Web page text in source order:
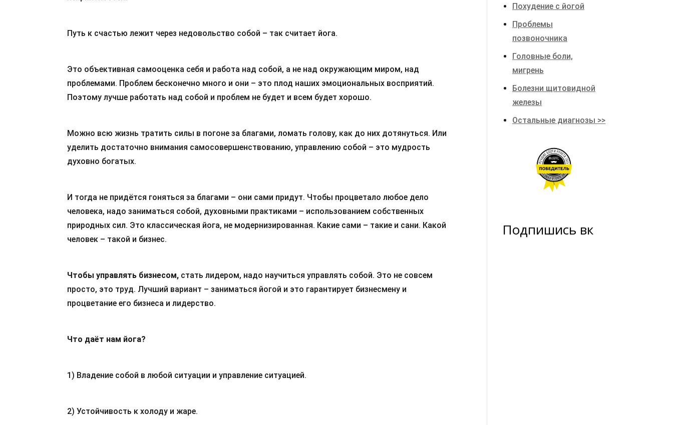
Путь к счастью лежит через недовольство собой – так считает йога.
Это объективная самооценка себя и работа над собой, а не над окружающим миром, над
проблемами. Проблем бесконечно много и они – это плод наших эмоциональных восприятий.
Поэтому лучше работать над собой и проблем не будет и всем будет хорошо.
Можно всю жизнь тратить силы в погоне за благами, ломать голову, как до них дотянуться. Или
уделить достаточно внимания самосовершенствованию, управлению собой – это мудрость
духовно богатых.
И тогда не придётся гоняться за благами – они сами придут. Чтобы процветало любое дело
человека, надо заниматься собой, духовными практиками – использованием собственных
природных сил. Это классическая йога, не модернизированная. Какие сами – такие и сани. Какой
человек – такой и бизнес.
Чтобы управлять бизнесом, стать лидером, надо научиться управлять собой. Это не совсем
просто, это труд. Лучший вариант – заниматься йогой и это гарантирует бизнесмену и
процветание его бизнеса и лидерство.
Что даёт нам йога?
1) Владение собой в любой ситуации и управление ситуацией.
2) Устойчивость к холоду и жаре.
Похудение с йогой
Проблемы
позвоночника
Головные боли,
мигрень
Болезни щитовидной
железы
Остальные диагнозы >>
Подпишись вк